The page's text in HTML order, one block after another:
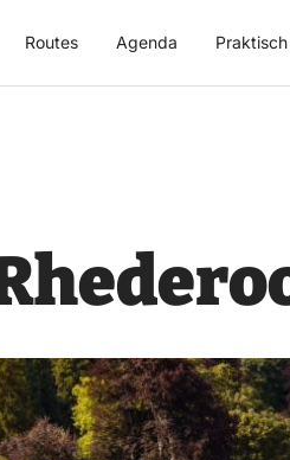
Routes Agenda Praktisch